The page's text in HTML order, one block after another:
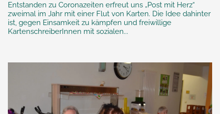
Entstanden zu Coronazeiten erfreut uns „Post mit Herz“
zweimal im Jahr mit einer Flut von Karten. Die Idee dahinter
ist, gegen Einsamkeit zu kämpfen und freiwillige
KartenschreiberInnen mit sozialen...